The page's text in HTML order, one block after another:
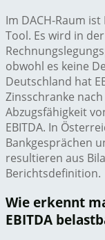
Im DACH-Raum
Tool. Es wird in
obwohl es keine
Deutschland hat
Zinsschranke nach
Abzugsfähigkeit
EBITDA. In
Bankgesprächen
resultieren aus
Berichtsdefinition.
Wie erkennt
EBITDA